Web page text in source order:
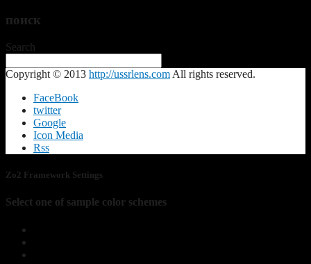
поиск
Search
Copyright © 2013 http://ussrlens.com All rights reserved.
FaceBook
twitter
Google
Icon Media
Rss
Zo2 Framework Settings
Select one of sample color schemes